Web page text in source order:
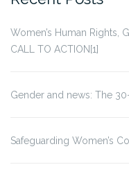
Women’s Human Rights,
CALL TO ACTION[1]
Gender and news: The
Safeguarding Women’s